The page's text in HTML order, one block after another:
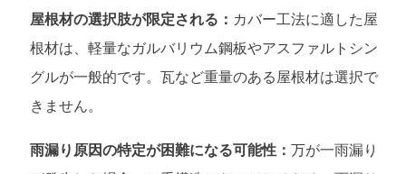
屋根材の選択肢が限定される： カバー工法に適した屋
根材は、軽量なガルバリウム鋼板やアスファルトシン
グルが一般的です。瓦など重量のある屋根材は選択で
きません。
雨漏り原因の特定が困難になる可能性： 万が一雨漏り